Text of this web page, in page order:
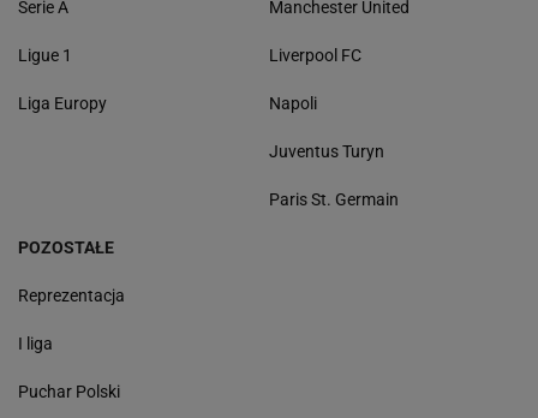
Serie A
Ligue 1
Liga Europy
Manchester United
Liverpool FC
Napoli
Juventus Turyn
Paris St. Germain
POZOSTAŁE
Reprezentacja
I liga
Puchar Polski